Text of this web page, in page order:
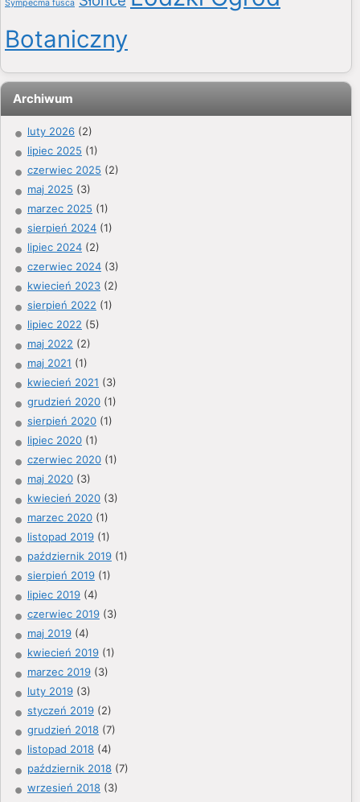
Sympecma fusca
Botaniczny
Archiwum
luty 2026 (2)
lipiec 2025 (1)
czerwiec 2025 (2)
maj 2025 (3)
marzec 2025 (1)
sierpień 2024 (1)
lipiec 2024 (2)
czerwiec 2024 (3)
kwiecień 2023 (2)
sierpień 2022 (1)
lipiec 2022 (5)
maj 2022 (2)
maj 2021 (1)
kwiecień 2021 (3)
grudzień 2020 (1)
sierpień 2020 (1)
lipiec 2020 (1)
czerwiec 2020 (1)
maj 2020 (3)
kwiecień 2020 (3)
marzec 2020 (1)
listopad 2019 (1)
październik 2019 (1)
sierpień 2019 (1)
lipiec 2019 (4)
czerwiec 2019 (3)
maj 2019 (4)
kwiecień 2019 (1)
marzec 2019 (3)
luty 2019 (3)
styczeń 2019 (2)
grudzień 2018 (7)
listopad 2018 (4)
październik 2018 (7)
wrzesień 2018 (3)